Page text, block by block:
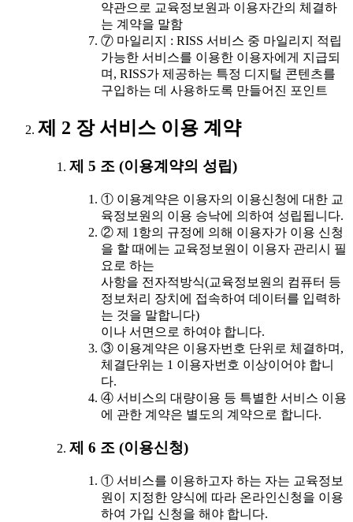
약관으로 교육정보원과 이용자간의 체결하
는 계약을 말함
⑦ 마일리지 : RISS 서비스 중 마일리지 적립
가능한 서비스를 이용한 이용자에게 지급되
며, RISS가 제공하는 특정 디지털 콘텐츠를
구입하는 데 사용하도록 만들어진 포인트
제 2 장 서비스 이용 계약
제 5 조 (이용계약의 성립)
① 이용계약은 이용자의 이용신청에 대한 교
육정보원의 이용 승낙에 의하여 성립됩니다.
② 제 1항의 규정에 의해 이용자가 이용 신청
을 할 때에는 교육정보원이 이용자 관리시 필
요로 하는
사항을 전자적방식(교육정보원의 컴퓨터 등
정보처리 장치에 접속하여 데이터를 입력하
는 것을 말합니다)
이나 서면으로 하여야 합니다.
③ 이용계약은 이용자번호 단위로 체결하며,
체결단위는 1 이용자번호 이상이어야 합니
다.
④ 서비스의 대량이용 등 특별한 서비스 이용
에 관한 계약은 별도의 계약으로 합니다.
제 6 조 (이용신청)
① 서비스를 이용하고자 하는 자는 교육정보
원이 지정한 양식에 따라 온라인신청을 이용
하여 가입 신청을 해야 합니다.